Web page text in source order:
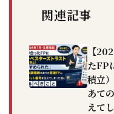
関連記事
【
たFP
積立
あて
えて